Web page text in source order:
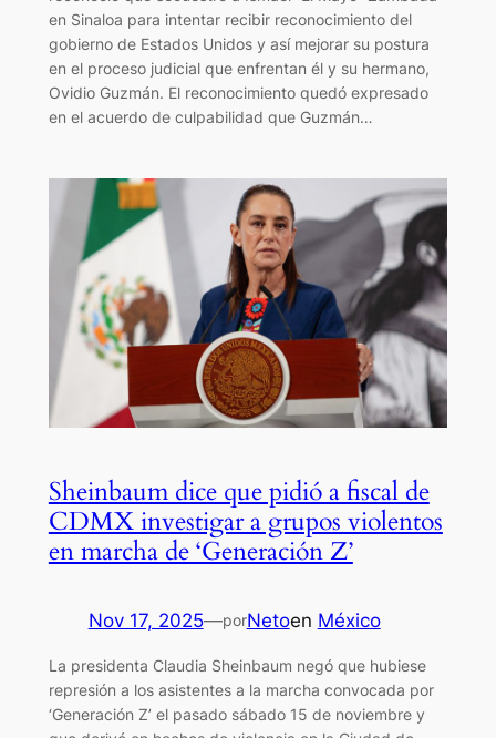
en Sinaloa para intentar recibir reconocimiento del
gobierno de Estados Unidos y así mejorar su postura
en el proceso judicial que enfrentan él y su hermano,
Ovidio Guzmán. El reconocimiento quedó expresado
en el acuerdo de culpabilidad que Guzmán…
Sheinbaum dice que pidió a fiscal de
CDMX investigar a grupos violentos
en marcha de ‘Generación Z’
Nov 17, 2025—porNetoen México
La presidenta Claudia Sheinbaum negó que hubiese
represión a los asistentes a la marcha convocada por
‘Generación Z’ el pasado sábado 15 de noviembre y